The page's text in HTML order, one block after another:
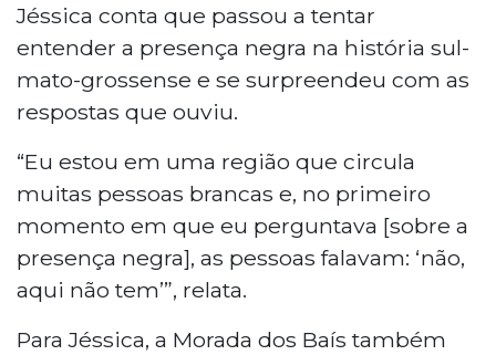
Jéssica conta que passou a tentar
entender a presença negra na história sul-
mato-grossense e se surpreendeu com as
respostas que ouviu.
“Eu estou em uma região que circula
muitas pessoas brancas e, no primeiro
momento em que eu perguntava [sobre a
presença negra], as pessoas falavam: ‘não,
aqui não tem’”, relata.
Para Jéssica, a Morada dos Baís também